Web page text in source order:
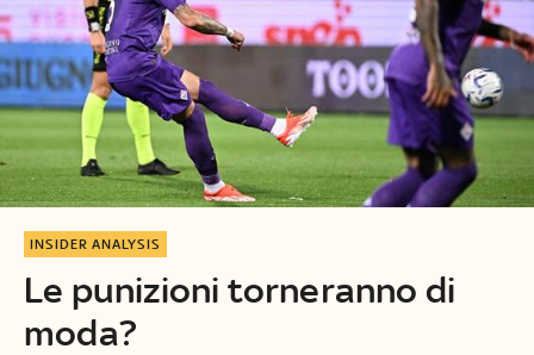
Le punizioni torneranno di
moda?
INSIDER ANALYSIS